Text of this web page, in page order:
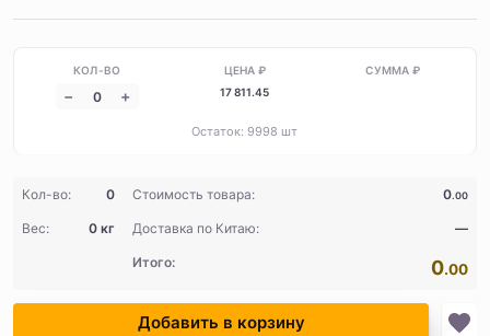
Остаток:9998 шт
17 811.45
Кол-во: 0 Стоимость товара: 0.00
Вес: 0 кг Доставка по Китаю: —
Итого: 0.00
Добавить в корзину